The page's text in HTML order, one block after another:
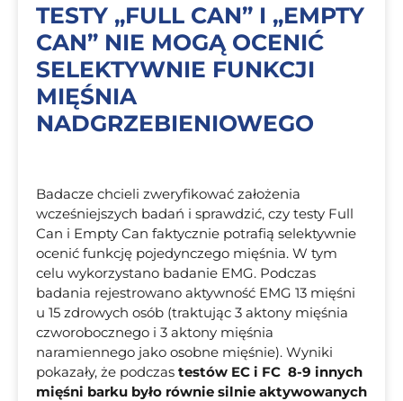
TESTY „FULL CAN” I „EMPTY
CAN” NIE MOGĄ OCENIĆ
SELEKTYWNIE FUNKCJI
MIĘŚNIA
NADGRZEBIENIOWEGO
Badacze chcieli zweryfikować założenia
wcześniejszych badań i sprawdzić, czy testy Full
Can i Empty Can faktycznie potrafią selektywnie
ocenić funkcję pojedynczego mięśnia. W tym
celu wykorzystano badanie EMG. Podczas
badania rejestrowano aktywność EMG 13 mięśni
u 15 zdrowych osób (traktując 3 aktony mięśnia
czworobocznego i 3 aktony mięśnia
naramiennego jako osobne mięśnie). Wyniki
pokazały, że podczas testów EC i FC 8-9 innych
mięśni barku było równie silnie aktywowanych